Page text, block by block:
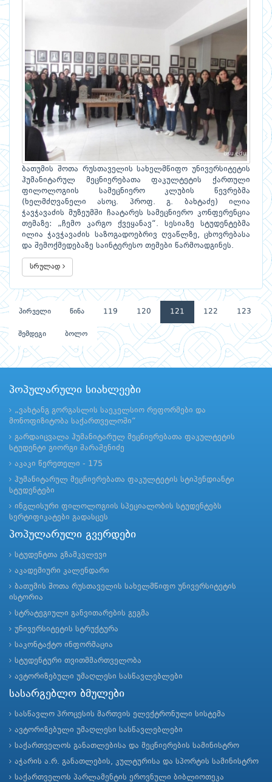
ბათუმის შოთა რუსთაველის სახელმწიფო უნივერსიტეტის
ჰუმანიტარულ მეცნიერებათა ფაკულტეტის ქართული
ფილოლოგიის სამეცნიერო კლუბის წევრებმა
(ხელმძღვანელი ასოც. პროფ. გ. ბახტაძე) ილია
ჭავჭავაძის მუზეუმში ჩაატარეს სამეცნიერო კონფერენცია
თემაზე: „ჩემო კარგო ქვეყანავ“. სესიაზე სტუდენტებმა
ილია ჭავჭავაძის საზოგადოებრივ ღვაწლზე, ცხოვრებასა
და შემოქმედებაზე საინტერესო თემები წარმოადგინეს.
სრულად
პირველი წინა 119 120 121 122 123
შემდეგი ბოლო
პოპულარული სიახლეები
„ვახტანგ გორგასლის საეკელსიო რეფორმები და
მონოფიზიტობა საქართველოში“
გარდაიცვალა ჰუმანიტარულ მეცნიერებათა ფაკულტეტის
სტუდენტი გიორგი შარაშენიძე
აკაკი წერეთელი - 175
ჰუმანიტარულ მეცნიერებათა ფაკულტეტის სტიპენდიანტი
სტუდენტები
ინგლისური ფილოლოგიის სპეციალობის სტუდენტებს
სერტიფიკატები გადასცეს
პოპულარული გვერდები
სტუდენტთა გზამკვლევი
აკადემიური კალენდარი
ბათუმის შოთა რუსთაველის სახელმწიფო უნივერსიტეტის
ისტორია
სტრატეგიული განვითარების გეგმა
უნივერსიტეტის სტრუქტურა
საკონტაქტო ინფორმაცია
სტუდენტური თვითმმართველობა
ავტორიზებული უმაღლესი სასწავლებლები
სასარგებლო ბმულები
სასწავლო პროცესის მართვის ელექტრონული სისტემა
ავტორიზებული უმაღლესი სასწავლებლები
საქართველოს განათლებისა და მეცნიერების სამინისტრო
აჭარის ა.რ. განათლების, კულტურისა და სპორტის სამინისტრო
საქართველოს პარლამენტის ეროვნული ბიბლიოთეკა